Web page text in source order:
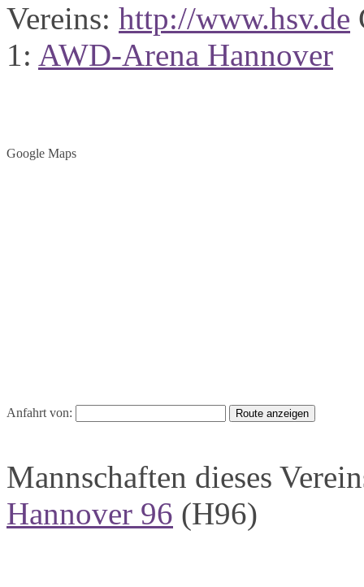
Vereins: http://www.hsv.de
1: AWD-Arena Hannover
Google Maps
Anfahrt von:
Mannschaften dieses
Hannover 96 (H96)